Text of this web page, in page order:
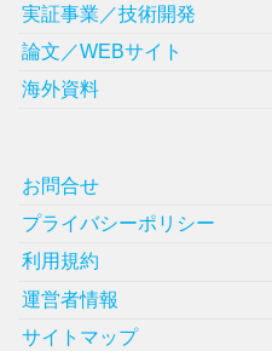
実証事業／技術開発
論文／WEBサイト
海外資料
お問合せ
プライバシーポリシー
利用規約
運営者情報
サイトマップ